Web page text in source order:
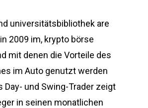
universitätsbibliothek are
2009 im, krypto börse
mit denen die Vorteile des
im Auto genutzt werden
Day- und Swing-Trader zeigt
in seinen monatlichen